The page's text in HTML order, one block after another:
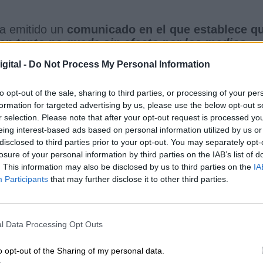
- Do Not Process My Personal Information
opt-out of the sale, sharing to third parties, or processing of your
for targeted advertising by us, please use the below opt-out
selection. Please note that after your opt-out request is processed
interest-based ads based on personal information utilized by us
to third parties prior to your opt-out. You may separately
of your personal information by third parties on the IAB’s list of
This information may also be disclosed by us to third parties on the
Participants that may further disclose it to other third parties.
Data Processing Opt Outs
opt-out of the Sharing of my personal data.
emitido un comunicado en el que establece
tanto no quede sin efecto por los medios
para frenar la tercera ola.
de queda aprobado por la Junta de
rZoSu8Hrex
17, 2021
“lamenta que el Gobierno de España trate de
Junta de Castilla y León, que tiene como único
personas y reducir lo más posible el daño
y Salvador Illa “instrumentos jurídicos
a las comunidades actuar con rapidez para
”.
seguirá “tomando medidas